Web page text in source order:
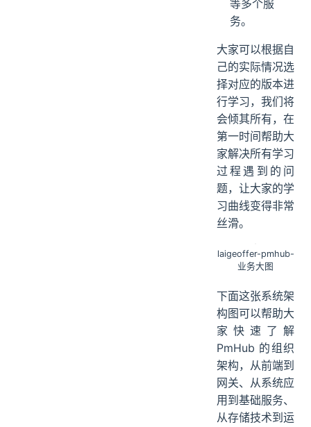
等多个服
务。
大家可以根据自
己的实际情况选
择对应的版本进
行学习，我们将
会倾其所有，在
第一时间帮助大
家解决所有学习
过程遇到的问
题，让大家的学
习曲线变得非常
丝滑。
laigeoffer-pmhub-
业务大图
下面这张系统架
构图可以帮助大
家快速了解
PmHub 的组织
架构，从前端到
网关、从系统应
用到基础服务、
从存储技术到运